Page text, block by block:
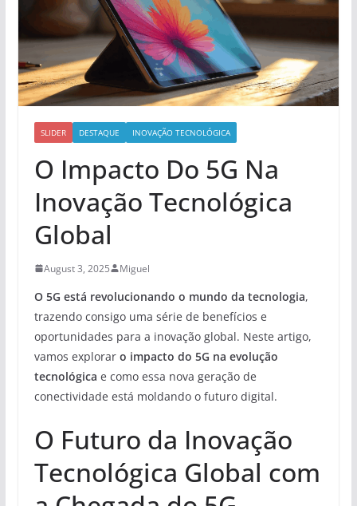
SLIDER DESTAQUE INOVAÇÃO TECNOLÓGICA
O Impacto Do 5G Na
Inovação Tecnológica
Global
August 3, 2025 Miguel
O 5G está revolucionando o mundo da tecnologia,
trazendo consigo uma série de benefícios e
oportunidades para a inovação global. Neste artigo,
vamos explorar o impacto do 5G na evolução
tecnológica e como essa nova geração de
conectividade está moldando o futuro digital.
O Futuro da Inovação
Tecnológica Global com